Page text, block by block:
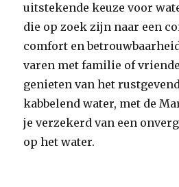
uitstekende keuze voor
die op zoek zijn naar een
comfort en
varen met familie of
genieten van het
kabbelend water, met de
je verzekerd van een
op het water.